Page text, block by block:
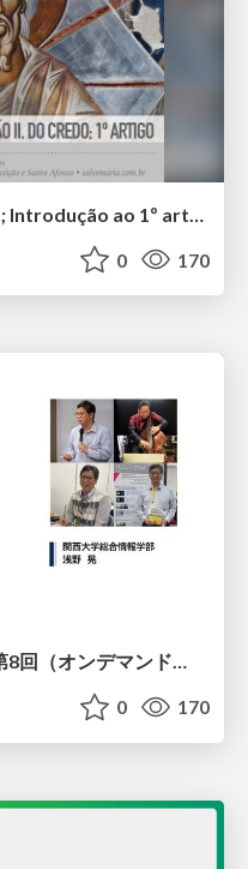
0 170
2026年度春学期 統計学 第8回（オンデマンド配信回） 演習（１）・問題に対する答案の書き方 (2026. 5. 21)
0 170